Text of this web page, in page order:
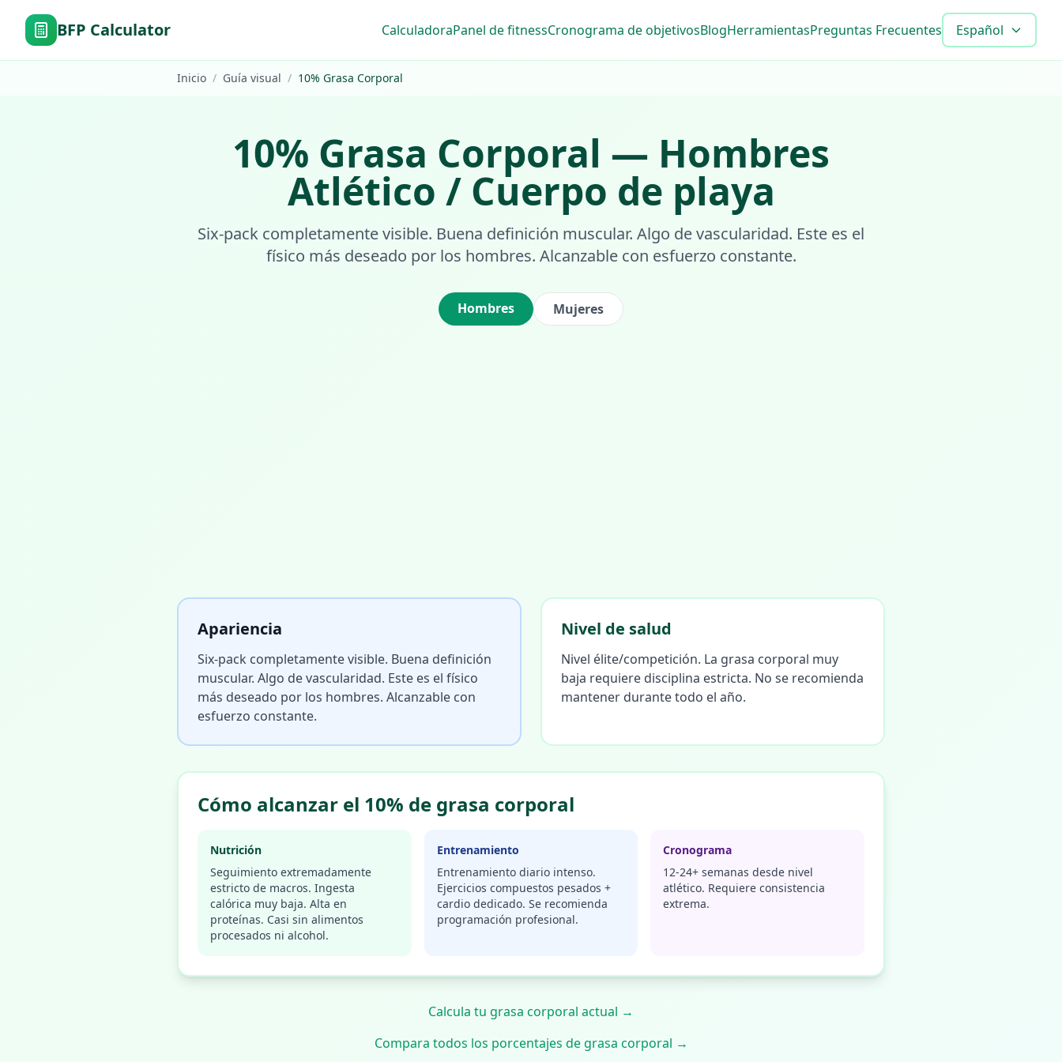
BFP Calculator CalculadoraPanel de fitnessCronograma de objetivosBlogHerramientasPreguntas Frecuentes Español
Inicio / Guía visual / 10% Grasa Corporal
10% Grasa Corporal — Hombres
Atlético / Cuerpo de playa
Six-pack completamente visible. Buena definición muscular. Algo de vascularidad. Este es el
físico más deseado por los hombres. Alcanzable con esfuerzo constante.
Hombres Mujeres
Apariencia
Six-pack completamente visible. Buena definición
muscular. Algo de vascularidad. Este es el físico
más deseado por los hombres. Alcanzable con
esfuerzo constante.
Nivel de salud
Nivel élite/competición. La grasa corporal muy
baja requiere disciplina estricta. No se recomienda
mantener durante todo el año.
Cómo alcanzar el 10% de grasa corporal
Nutrición
Seguimiento extremadamente
estricto de macros. Ingesta
calórica muy baja. Alta en
proteínas. Casi sin alimentos
procesados ni alcohol.
Entrenamiento
Entrenamiento diario intenso.
Ejercicios compuestos pesados +
cardio dedicado. Se recomienda
programación profesional.
Cronograma
12-24+ semanas desde nivel
atlético. Requiere consistencia
extrema.
Calcula tu grasa corporal actual →
Compara todos los porcentajes de grasa corporal →